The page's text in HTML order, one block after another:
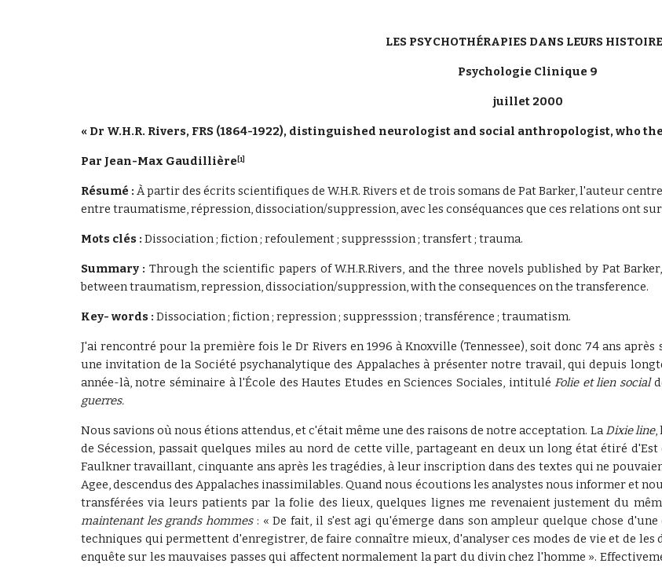
LES PSYCHOTHÉRAPIES DANS LEURS
Psychologie Clinique 9
juillet 2000
« Dr W.H.R. Rivers, FRS (1864-1922), distinguished neurologist and social anthropologist, who
Par Jean-Max Gaudillière [1]
Résumé : À partir des écrits scientifiques de W.H.R. Rivers et de trois somans de Pat Barker, l'auteur
entre traumatisme, répression, dissociation/suppression, avec les conséquances que ces relations ont
Mots clés : Dissociation ; fiction ; refoulement ; suppresssion ; transfert ; trauma.
Summary :Through the scientific papers of W.H.R.Rivers, and the three novels published by Pat
between traumatism, repression, dissociation/suppression, with the consequences on the transference.
Key- words : Dissociation ; fiction ; repression ; suppresssion ; transférence ; traumatism.
J'ai rencontré pour la première fois le Dr Rivers en 1996 à Knoxville (Tennessee), soit donc 74 ans
une invitation de la Société psychanalytique des Appalaches à présenter notre travail, qui depuis
année-là, notre séminaire à l'École des Hautes Etudes en Sciences Sociales, intituléFolie et lien social
guerres.
Nous savions où nous étions attendus, et c'était même une des raisons de notre acceptation. LaDixie line,
de Sécession, passait quelques miles au nord de cette ville, partageant en deux un long état étiré
Faulkner travaillant, cinquante ans après les tragédies, à leur inscription dans des textes qui ne
Agee, descendus des Appalaches inassimilables. Quand nous écoutions les analystes nous informer et
transférées via leurs patients par la folie des lieux, quelques lignes me revenaient justement du
maintenant les grands hommes: « De fait, il s'est agi qu'émerge dans son ampleur quelque chose
techniques qui permettent d'enregistrer, de faire connaître mieux, d'analyser ces modes de vie et de
enquête sur les mauvaises passes qui affectent normalement la part du divin chez l'homme ».